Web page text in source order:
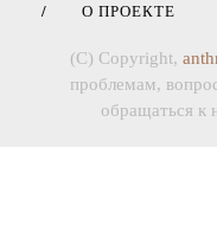
О ПРОЕКТЕ
(C) Copyright,
проблемам,
обращаться к